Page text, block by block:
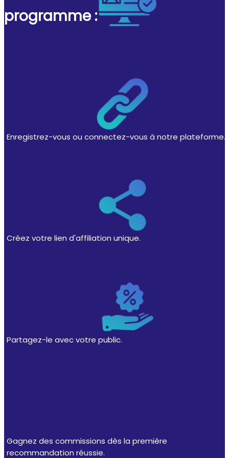
programme :
Enregistrez-vous ou connectez-vous à notre plateforme.
Créez votre lien d'affiliation unique.
Partagez-le avec votre public.
Gagnez des commissions dès la première
recommandation réussie.